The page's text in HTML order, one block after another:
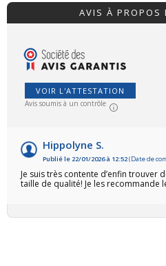
AVIS À PROPOS
VOIR L'ATTESTATION
Avis soumis à un contrôle
Hippolyne S.
Publié le 22/01/2026 à 12:52(Date de
Je suis très contente d’enfin trouver
taille de qualité! Je les recommande